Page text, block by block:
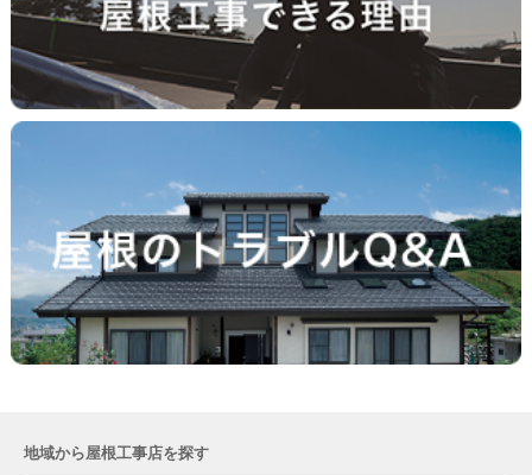
地域から屋根工事店を探す